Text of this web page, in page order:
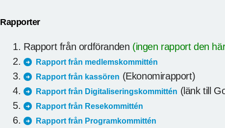
Rapporter
Rapport från ordföranden (ingen rapport den
Rapport från medlemskommittén
Rapport från kassören (Ekonomirapport)
Rapport från Digitaliseringskommittén (länk till
Rapport från Resekommittén
Rapport från Programkommittén